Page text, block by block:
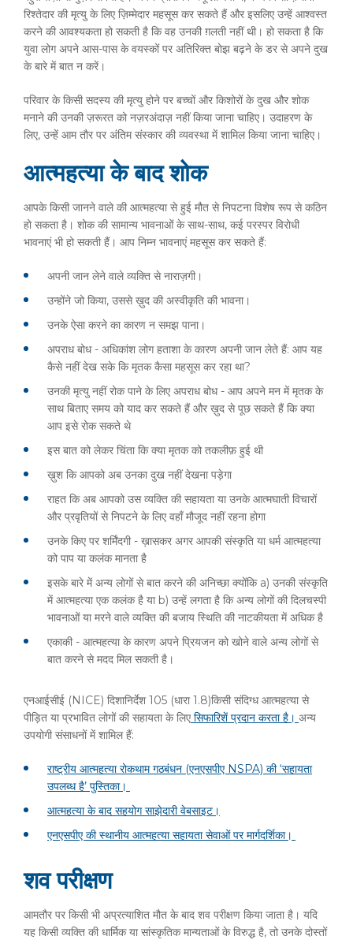
रिश्तेदार की मृत्यु के लिए ज़िम्मेदार महसूस कर सकते हैं और इसलिए उन्हें आश्वस्त
करने की आवश्यकता हो सकती है कि वह उनकी ग़लती नहीं थी। हो सकता है कि
युवा लोग अपने आस-पास के वयस्कों पर अतिरिक्त बोझ बढ़ने के डर से अपने दुख
के बारे में बात न करें।
परिवार के किसी सदस्य की मृत्यु होने पर बच्चों और किशोरों के दुख और शोक
मनाने की उनकी ज़रूरत को नज़रअंदाज़ नहीं किया जाना चाहिए। उदाहरण के
लिए, उन्हें आम तौर पर अंतिम संस्कार की व्यवस्था में शामिल किया जाना चाहिए।
आत्महत्या के बाद शोक
आपके किसी जानने वाले की आत्महत्या से हुई मौत से निपटना विशेष रूप से कठिन
हो सकता है। शोक की सामान्य भावनाओं के साथ-साथ, कई परस्पर विरोधी
भावनाएं भी हो सकती हैं। आप निम्न भावनाएं महसूस कर सकते हैं:
अपनी जान लेने वाले व्यक्ति से नाराज़गी।
उन्होंने जो किया, उससे ख़ुद की अस्वीकृति की भावना।
उनके ऐसा करने का कारण न समझ पाना।
अपराध बोध - अधिकांश लोग हताशा के कारण अपनी जान लेते हैं: आप यह
कैसे नहीं देख सके कि मृतक कैसा महसूस कर रहा था?
उनकी मृत्यु नहीं रोक पाने के लिए अपराध बोध - आप अपने मन में मृतक के
साथ बिताए समय को याद कर सकते हैं और ख़ुद से पूछ सकते हैं कि क्या
आप इसे रोक सकते थे
इस बात को लेकर चिंता कि क्या मृतक को तकलीफ़ हुई थी
ख़ुश कि आपको अब उनका दुख नहीं देखना पड़ेगा
राहत कि अब आपको उस व्यक्ति की सहायता या उनके आत्मघाती विचारों
और प्रवृतियों से निपटने के लिए वहाँ मौजूद नहीं रहना होगा
उनके किए पर शर्मिंदगी - ख़ासकर अगर आपकी संस्कृति या धर्म आत्महत्या
को पाप या कलंक मानता है
इसके बारे में अन्य लोगों से बात करने की अनिच्छा क्योंकि a) उनकी संस्कृति
में आत्महत्या एक कलंक है या b) उन्हें लगता है कि अन्य लोगों की दिलचस्पी
भावनाओं या मरने वाले व्यक्ति की बजाय स्थिति की नाटकीयता में अधिक है
एकाकी - आत्महत्या के कारण अपने प्रियजन को खोने वाले अन्य लोगों से
बात करने से मदद मिल सकती है।
एनआईसीई (NICE) दिशानिर्देश 105 (धारा 1.8)किसी संदिग्ध आत्महत्या से
पीड़ित या प्रभावित लोगों की सहायता के लिए सिफारिशें प्रदान करता है। अन्य
उपयोगी संसाधनों में शामिल हैं:
राष्ट्रीय आत्महत्या रोकथाम गठबंधन (एनएसपीए NSPA) की ‘सहायता
उपलब्ध है’ पुस्तिका।
आत्महत्या के बाद सहयोग साझेदारी वेबसाइट।
एनएसपीए की स्थानीय आत्महत्या सहायता सेवाओं पर मार्गदर्शिका।
शव परीक्षण
आमतौर पर किसी भी अप्रत्याशित मौत के बाद शव परीक्षण किया जाता है। यदि
यह किसी व्यक्ति की धार्मिक या सांस्कृतिक मान्यताओं के विरुद्ध है, तो उनके दोस्तों